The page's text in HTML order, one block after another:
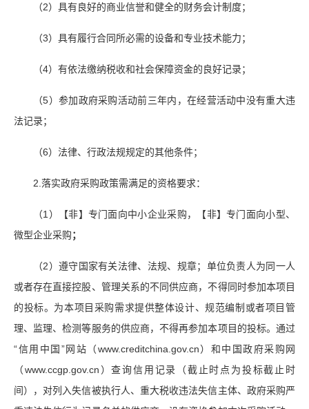
（2）具有良好的商业信誉和健全的财务会计制度；
（3）具有履行合同所必需的设备和专业技术能力；
（4）有依法缴纳税收和社会保障资金的良好记录；
（5）参加政府采购活动前三年内，在经营活动中没有重大违
法记录；
（6）法律、行政法规规定的其他条件；
2.落实政府采购政策需满足的资格要求：
（1）【非】专门面向中小企业采购，【非】专门面向小型、
微型企业采购；
（2）遵守国家有关法律、法规、规章；单位负责人为同一人
或者存在直接控股、管理关系的不同供应商，不得同时参加本项目
的投标。为本项目采购需求提供整体设计、规范编制或者项目管
理、监理、检测等服务的供应商，不得再参加本项目的投标。通过
“信用中国”网站（www.creditchina.gov.cn）和中国政府采购网
（www.ccgp.gov.cn）查询信用记录（截止时点为投标截止时
间），对列入失信被执行人、重大税收违法失信主体、政府采购严